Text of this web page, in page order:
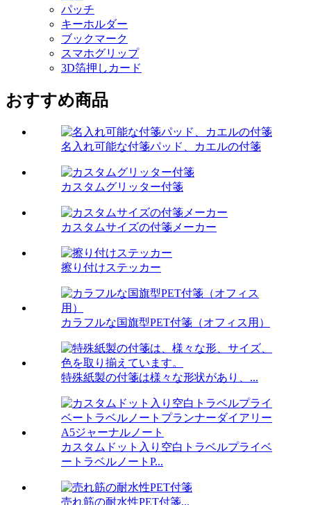
パッチ
キーホルダー
ブックマーク
スマホグリップ
3D箔押しカード
おすすめ商品
名入れ可能な付箋パッド、カエルの付箋
カスタムグリッター付箋
カスタムサイズの付箋メーカー
擦り付けステッカー
カラフルな国旗型PET付箋（オフィス用）
特殊紙製の付箋は様々な形状があり、...
カスタムドット入り空白トラベルプライベ
ートラベルノートP...
売れ筋の耐水性PET付箋...